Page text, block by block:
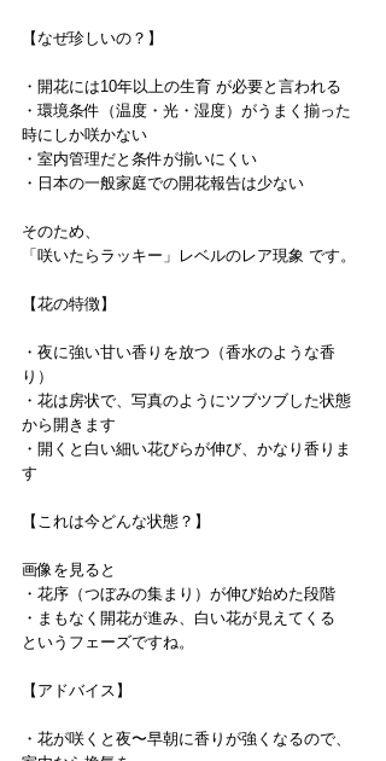
【なぜ珍しいの？】
・開花には10年以上の生育 が必要と言われる
・環境条件（温度・光・湿度）がうまく揃った
時にしか咲かない
・室内管理だと条件が揃いにくい
・日本の一般家庭での開花報告は少ない
そのため、
「咲いたらラッキー」レベルのレア現象 です。
【花の特徴】
・夜に強い甘い香りを放つ（香水のような香
り）
・花は房状で、写真のようにツブツブした状態
から開きます
・開くと白い細い花びらが伸び、かなり香りま
す
【これは今どんな状態？】
画像を見ると
・花序（つぼみの集まり）が伸び始めた段階
・まもなく開花が進み、白い花が見えてくる
というフェーズですね。
【アドバイス】
・花が咲くと夜〜早朝に香りが強くなるので、